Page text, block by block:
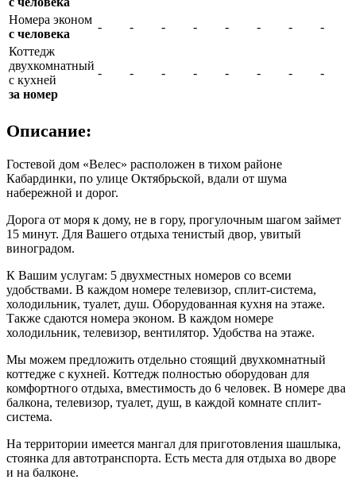
Номера эконом
с человека
- - - - - - -
-
Коттедж
двухкомнатный
с кухней
за номер
- - - - - - - -
Описание:
Гостевой дом «Велес» расположен в тихом районе
Кабардинки, по улице Октябрьской, вдали от шума
набережной и дорог.
Дорога от моря к дому, не в гору, прогулочным шагом займет
15 минут. Для Вашего отдыха тенистый двор, увитый
виноградом.
К Вашим услугам: 5 двухместных номеров со всеми
удобствами. В каждом номере телевизор, сплит-система,
холодильник, туалет, душ. Оборудованная кухня на этаже.
Также сдаются номера эконом. В каждом номере
холодильник, телевизор, вентилятор. Удобства на этаже.
Мы можем предложить отдельно стоящий двухкомнатный
коттедже с кухней. Коттедж полностью оборудован для
комфортного отдыха, вместимость до 6 человек. В номере два
балкона, телевизор, туалет, душ, в каждой комнате сплит-
система.
На территории имеется мангал для приготовления шашлыка,
стоянка для автотранспорта. Есть места для отдыха во дворе
и на балконе.